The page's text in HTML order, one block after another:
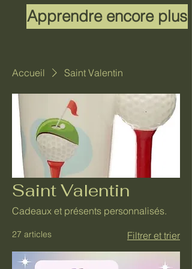
Apprendre encore plus
Accueil Saint Valentin
Saint Valentin
Cadeaux et présents personnalisés.
27 articles Filtrer et trier